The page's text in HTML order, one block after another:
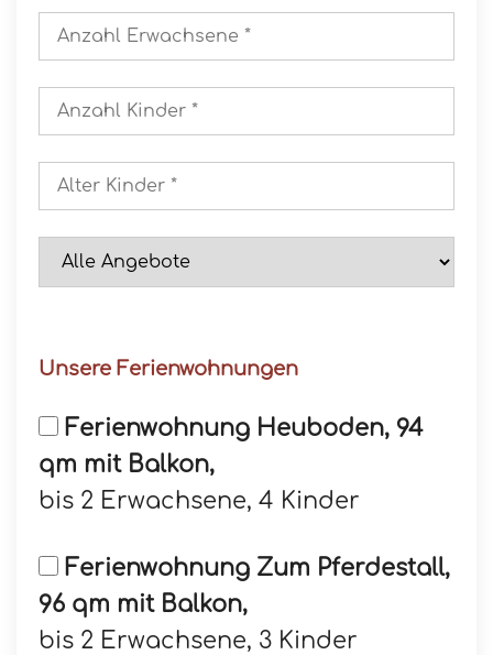
Unsere Ferienwohnungen
Ferienwohnung Heuboden, 94
qm mit Balkon,
bis 2 Erwachsene, 4 Kinder
Ferienwohnung Zum Pferdestall,
96 qm mit Balkon,
bis 2 Erwachsene, 3 Kinder